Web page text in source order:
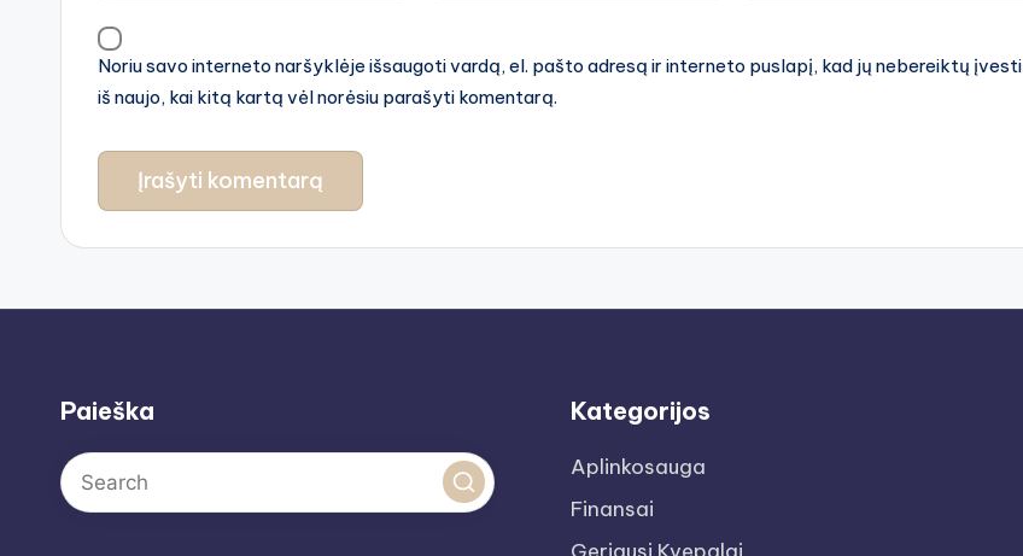
Noriu savo interneto naršyklėje išsaugoti vardą, el. pašto adresą ir interneto puslapį, kad jų nebereiktų įvesti
iš naujo, kai kitą kartą vėl norėsiu parašyti komentarą.
Paieška Kategorijos
Aplinkosauga
Finansai